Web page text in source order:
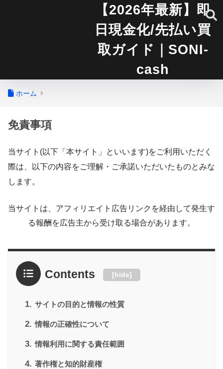
【2026年最新】即
日現金化/先払い買
取ガイド｜SONI-
cash
ホーム
免責事項
当サイト(以下「本サイト」といいます)をご利用いただく
際は、以下の内容をご理解・ご承諾いただいたものとみな
します。
当サイトは、アフィリエイト広告リンクを経由して発生す
る報酬を広告主から受け取る場合があります。
Contents [hide]
1. サイトの目的と情報の性質
2. 情報の正確性について
3. 情報利用に関する責任範囲
4. 著作権と知的財産権